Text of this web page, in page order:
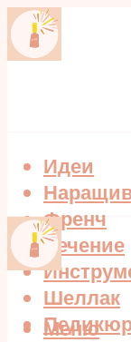
Идеи
Френч
Лечение
Шеллак
Меню